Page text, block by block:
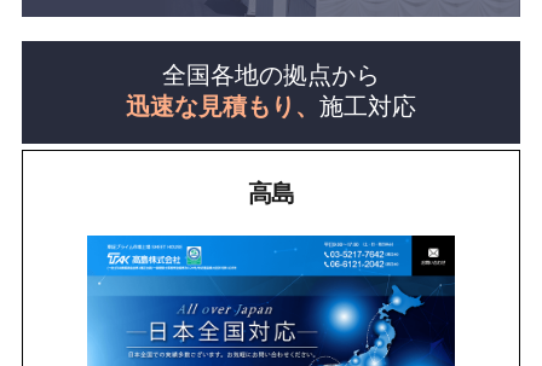
全国各地の拠点から
迅速な見積もり、 施工対応
高島